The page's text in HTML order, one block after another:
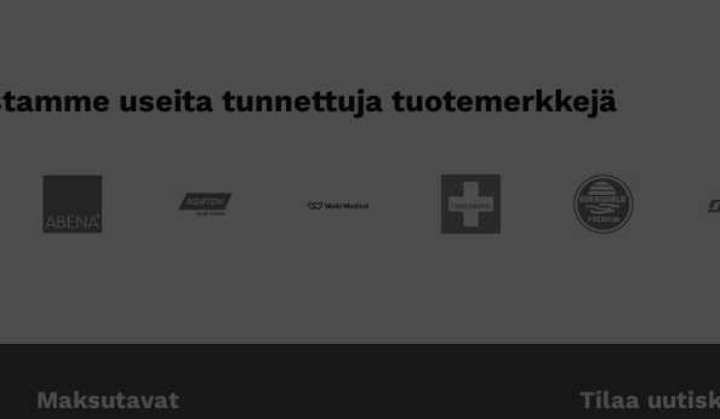
useita tunnettuja tuotemerkkejä
Maksutavat
Tilaa